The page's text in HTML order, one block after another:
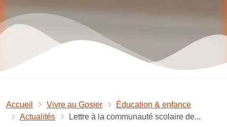
Accueil Vivre au Gosier
Éducation & enfance
Actualités
Lettre à la communauté scolaire de...